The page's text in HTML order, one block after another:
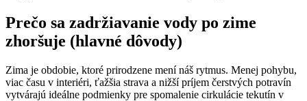
Prečo sa zadržiavanie vody po zime
zhoršuje (hlavné dôvody)
Zima je obdobie, ktoré prirodzene mení náš rytmus. Menej pohybu,
viac času v interiéri, ťažšia strava a nižší príjem čerstvých potravín
vytvárajú ideálne podmienky pre spomalenie cirkulácie tekutín v